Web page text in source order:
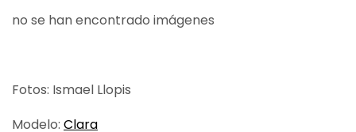
no se han encontrado imágenes
Fotos: Ismael Llopis
Modelo: Clara